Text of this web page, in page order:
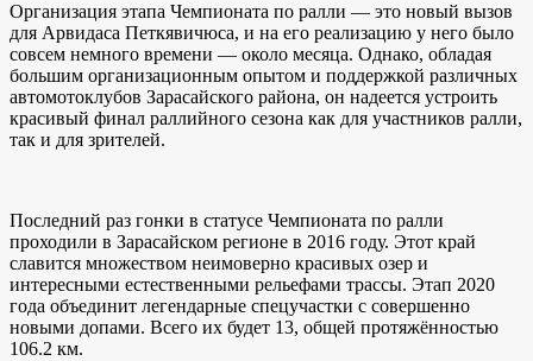
Организация этапа Чемпионата по ралли — это новый вызов
для Арвидаса Петкявичюса, и на его реализацию у него было
совсем немного времени — около месяца. Однако, обладая
большим организационным опытом и поддержкой различных
автомотоклубов Зарасайского района, он надеется устроить
красивый финал раллийного сезона как для участников ралли,
так и для зрителей.
Последний раз гонки в статусе Чемпионата по ралли
проходили в Зарасайском регионе в 2016 году. Этот край
славится множеством неимоверно красивых озер и
интересными естественными рельефами трассы. Этап 2020
года объединит легендарные спецучастки с совершенно
новыми допами. Всего их будет 13, общей протяжённостью
106.2 км.